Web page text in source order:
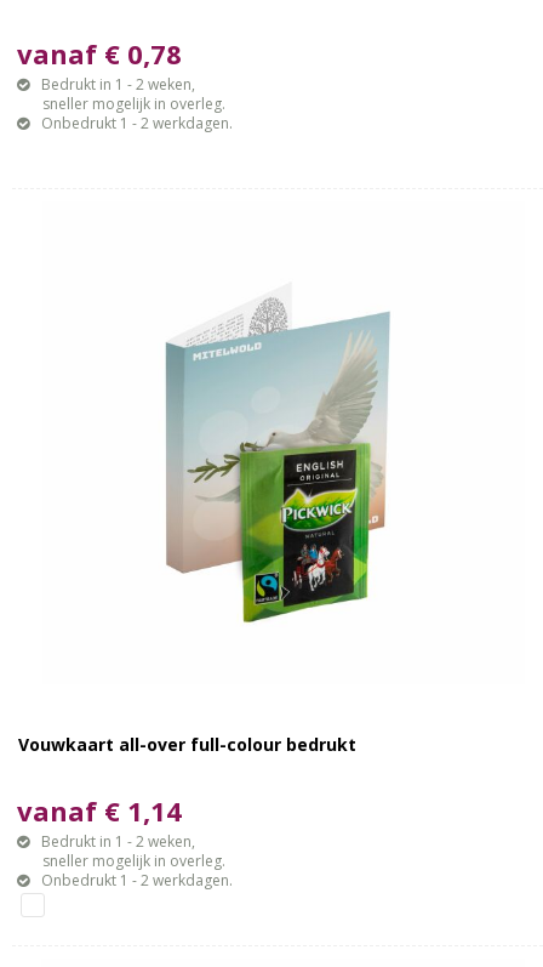
vanaf € 0,78
Bedrukt in 1 - 2 weken,
sneller mogelijk in overleg.
Onbedrukt 1 - 2 werkdagen.
Vouwkaart all-over full-colour bedrukt
vanaf € 1,14
Bedrukt in 1 - 2 weken,
sneller mogelijk in overleg.
Onbedrukt 1 - 2 werkdagen.